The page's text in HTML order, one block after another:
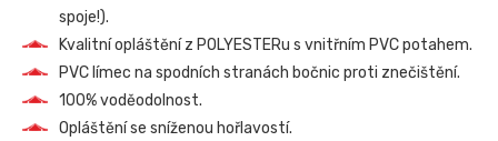
spoje!).
Kvalitní opláštění z POLYESTERu s vnitřním PVC potahem.
PVC límec na spodních stranách bočnic proti znečištění.
100% voděodolnost.
Opláštění se sníženou hořlavostí.